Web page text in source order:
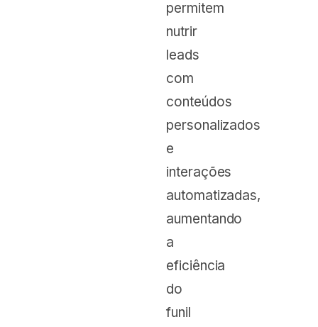
permitem
nutrir
leads
com
conteúdos
personalizados
e
interações
automatizadas,
aumentando
a
eficiência
do
funil